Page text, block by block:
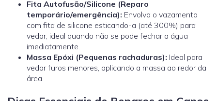
Fita Autofusão/Silicone (Reparo
temporário/emergência): Envolva o vazamento
com fita de silicone esticando-a (até 300%) para
vedar, ideal quando não se pode fechar a água
imediatamente.
Massa Epóxi (Pequenas rachaduras): Ideal para
vedar furos menores, aplicando a massa ao redor da
área.